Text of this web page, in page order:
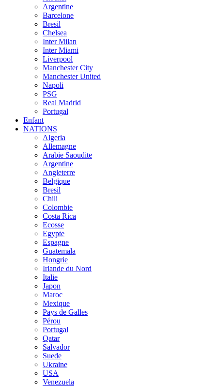
Argentine
Barcelone
Bresil
Chelsea
Inter Milan
Inter Miami
Liverpool
Manchester City
Manchester United
Napoli
PSG
Real Madrid
Portugal
Enfant
NATIONS
Algeria
Allemagne
Arabie Saoudite
Argentine
Angleterre
Belgique
Bresil
Chili
Colombie
Costa Rica
Ecosse
Egypte
Espagne
Guatemala
Hongrie
Irlande du Nord
Italie
Japon
Maroc
Mexique
Pays de Galles
Pérou
Portugal
Qatar
Salvador
Suede
Ukraine
USA
Venezuela